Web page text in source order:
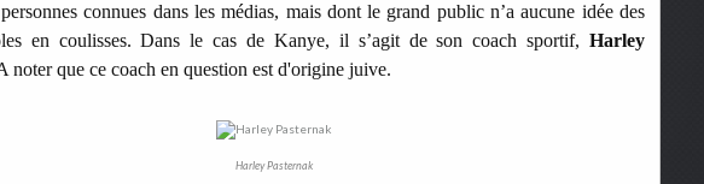
connues dans les médias, mais dont le grand public n’a aucune idée des
en coulisses. Dans le cas de Kanye, il s’agit de son coach sportif, Harley
noter que ce coach en question est d'origine juive.
Harley Pasternak